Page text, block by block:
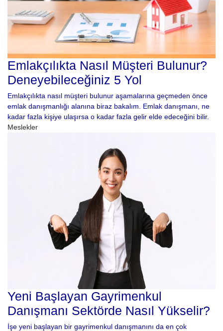
Emlakçılıkta Nasıl Müşteri Bulunur?
Deneyebileceğiniz 5 Yol
Emlakçılıkta nasıl müşteri bulunur aşamalarına geçmeden önce
emlak danışmanlığı alanına biraz bakalım. Emlak danışmanı, ne
kadar fazla kişiye ulaşırsa o kadar fazla gelir elde edeceğini bilir.
Meslekler
Yeni Başlayan Gayrimenkul
Danışmanı Sektörde Nasıl Yükselir?
İşe yeni başlayan bir gayrimenkul danışmanını da en çok